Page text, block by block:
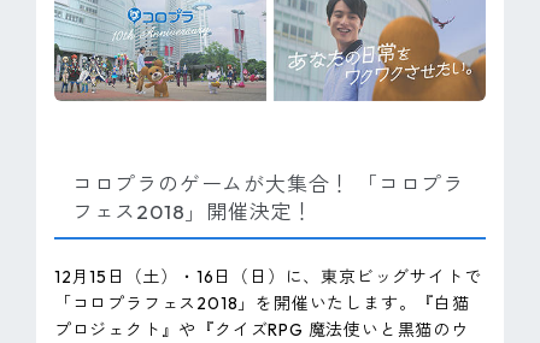
コロプラのゲームが大集合！ 「コロプラ
フェス2018」開催決定！
12月15日（土）・16日（日）に、東京ビッグサイトで
「コロプラフェス2018」を開催いたします。『白猫
プロジェクト』や『クイズRPG 魔法使いと黒猫のウ